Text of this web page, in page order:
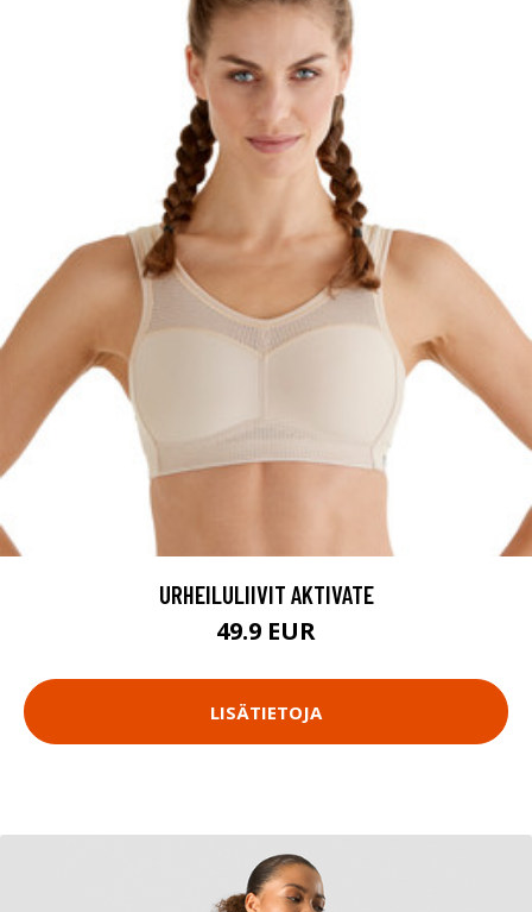
URHEILULIIVIT AKTIVATE
49.9 EUR
LISÄTIETOJA